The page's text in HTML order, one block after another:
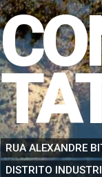
RUA ALEXANDRE
DISTRITO